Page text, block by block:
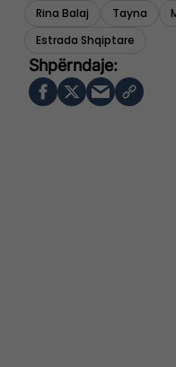
Rina Balaj Tayna
Estrada Shqiptare